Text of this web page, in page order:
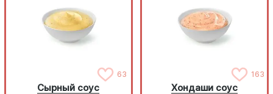
63
Сырный соус
163
Хондаши соус